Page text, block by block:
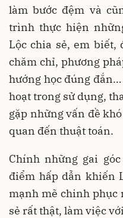
làm bước đệm và
trình thực hiện
Lộc chia sẻ, em
chăm chỉ, phương
hướng học đúng
hoạt trong sử dụng,
gặp những vấn đề
quan đến thuật toán.
Chính những gai
điểm hấp dẫn khiến
mạnh mẽ chinh phục
sẻ rất thật, làm việc